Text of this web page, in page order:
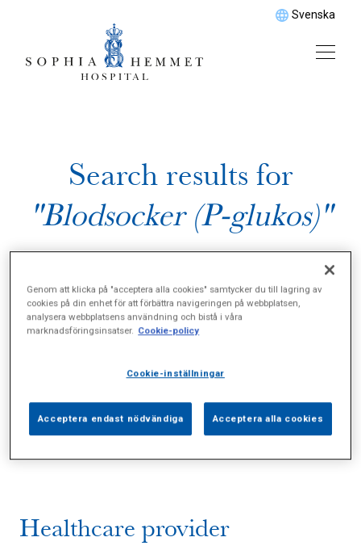
Svenska
Search results for
"Blodsocker (P-glukos)"
Alla (1) Vårdgivare (1) Specialister (0)
Sidor (0) Press (0) Sophianytt (0)
Healthcare provider
Genom att klicka på "acceptera alla cookies" samtycker du till lagring av
cookies på din enhet för att förbättra navigeringen på webbplatsen,
analysera webbplatsens användning och bistå i våra
marknadsföringsinsatser. Cookie-policy
Cookie-inställningar
Acceptera endast nödvändiga Acceptera alla cookies